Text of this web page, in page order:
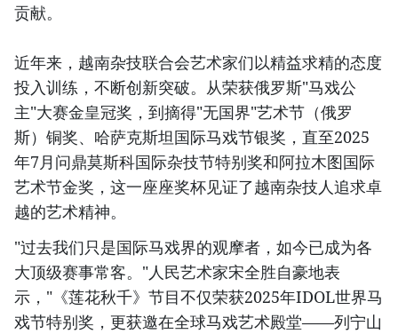
贡献。
近年来，越南杂技联合会艺术家们以精益求精的态度
投入训练，不断创新突破。从荣获俄罗斯"马戏公
主"大赛金皇冠奖，到摘得"无国界"艺术节（俄罗
斯）铜奖、哈萨克斯坦国际马戏节银奖，直至2025
年7月问鼎莫斯科国际杂技节特别奖和阿拉木图国际
艺术节金奖，这一座座奖杯见证了越南杂技人追求卓
越的艺术精神。
"过去我们只是国际马戏界的观摩者，如今已成为各
大顶级赛事常客。"人民艺术家宋全胜自豪地表
示，"《莲花秋千》节目不仅荣获2025年IDOL世界马
戏节特别奖，更获邀在全球马戏艺术殿堂——列宁山